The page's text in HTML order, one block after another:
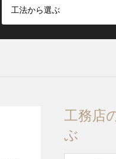
工法から選ぶ
工務店
ぶ